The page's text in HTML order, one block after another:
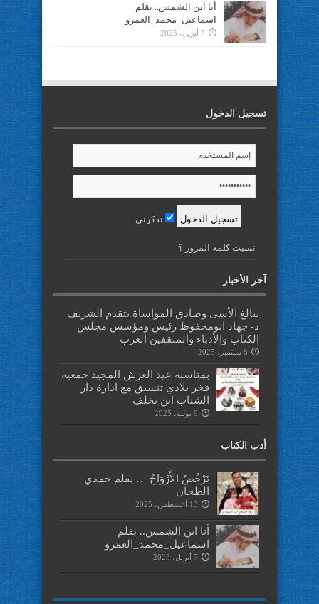
أنا ابن الشمس.. بقلم
اسماعيل_محمد_العمرو
7 أبريل، 2025
تسجيل الدخول
تذكرني
نسيت كلمة المرور ؟
آخر الأخبار
ببالغ الأسى وصادق المواساة يتقدم الشريف
د- جهاد ابومحفوظ رئيس ومؤسس مجلس
الكتاب والأدباء والمثقفين العرب
8 سبتمبر، 2025
بمناسبة عيد العرش المجيد جمعية
فخر بلادي تنسيق مع ادارة دار
الشباب ابن يخلف
9 يوليو، 2025
أدب الكتاب
تَرْخُصُ الأَرْوَاحُ … بقلم حمدي
الطحان
13 أغسطس، 2025
أنا ابن الشمس.. بقلم
اسماعيل_محمد_العمرو
7 أبريل، 2025